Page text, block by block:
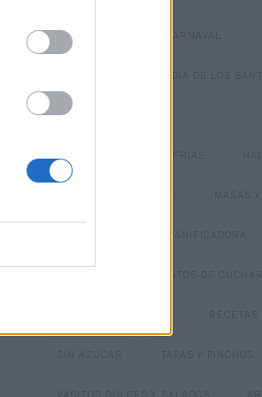
DULCES TÍPICOS DE CARNAVAL
DULCES TÍPICOS DEL DÍA DE LOS
ESPECIAL NAVIDAD
GAZPACHOS Y SOPAS FRIAS
MASAS Y
PANIFICADORA
PLATOS DE
RECETAS
SIN AZÚCAR TAPAS Y PINCHOS
VASITOS DULCES Y SALADOS